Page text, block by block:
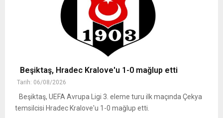
Beşiktaş, Hradec Kralove'u 1-0 mağlup etti
Tarih: 06/08/2026
Beşiktaş, UEFA Avrupa Ligi 3. eleme turu ilk maçında Çekya
temsilcisi Hradec Kralove'u 1-0 mağlup etti.